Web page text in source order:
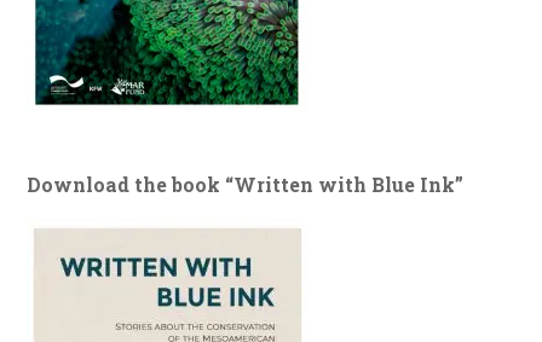
Download the book “Written with Blue Ink”